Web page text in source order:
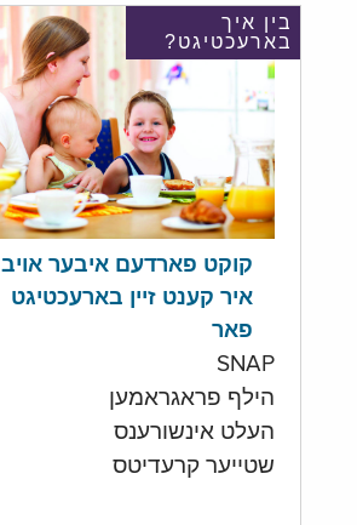
בין איך
בארעכטיגט?
קוקט פארדעם איבער אויב
איר קענט זיין בארעכטיגט
פאר
SNAP
הילף פראגראמען
העלט אינשורענס
שטייער קרעדיטס